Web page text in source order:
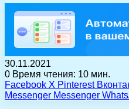
30.11.2021
0 Время чтения: 10 мин.
Facebook X Pinterest
Messenger Messenger